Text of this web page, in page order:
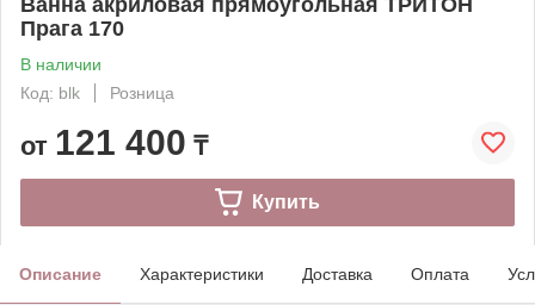
Прага 170
В наличии
Код: blk
Розница
от 121 400 ₸
Купить
Описание Характеристики Доставка Оплата